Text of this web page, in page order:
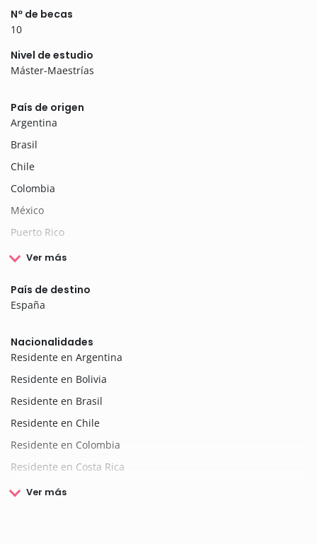
Nº de becas
10
Nivel de estudio
Máster-Maestrías
País de origen
Argentina
Brasil
Chile
Colombia
México
Puerto Rico
Ver más
País de destino
España
Nacionalidades
Residente en Argentina
Residente en Bolivia
Residente en Brasil
Residente en Chile
Residente en Colombia
Residente en Costa Rica
Ver más